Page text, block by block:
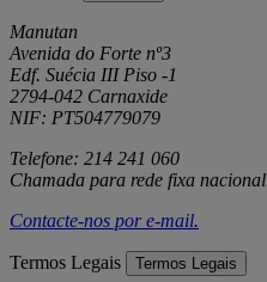
Manutan
Avenida do Forte nº3
Edf. Suécia III Piso -1
2794-042 Carnaxide
NIF: PT504779079
Telefone: 214 241 060
Chamada para rede fixa nacional
Contacte-nos pore-mail.
Termos Legais Termos Legais